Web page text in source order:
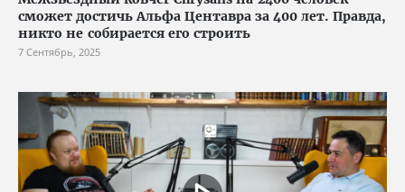
сможет достичь Альфа Центавра за 400 лет. Правда,
никто не собирается его строить
7 Сентябрь, 2025